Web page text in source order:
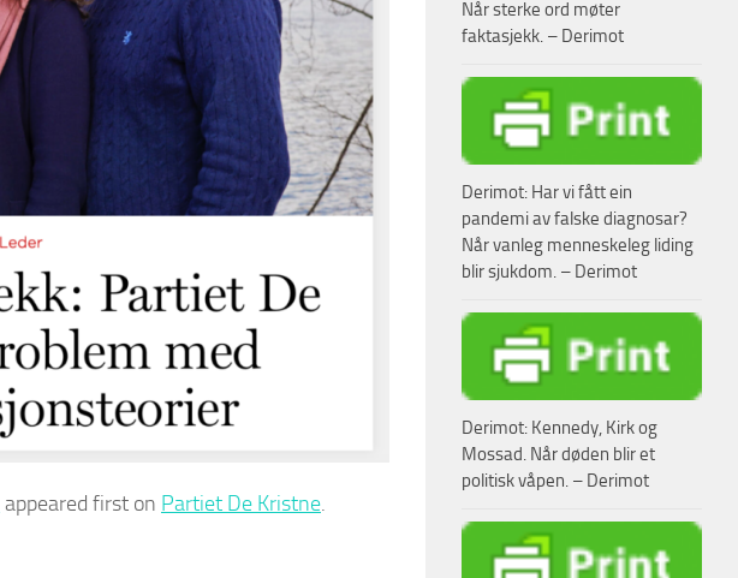
appeared first on Partiet De Kristne.
Når sterke ord møter
faktasjekk. – Derimot
Derimot: Har vi fått ein
pandemi av falske diagnosar?
Når vanleg menneskeleg liding
blir sjukdom. – Derimot
Derimot: Kennedy, Kirk og
Mossad. Når døden blir et
politisk våpen. – Derimot